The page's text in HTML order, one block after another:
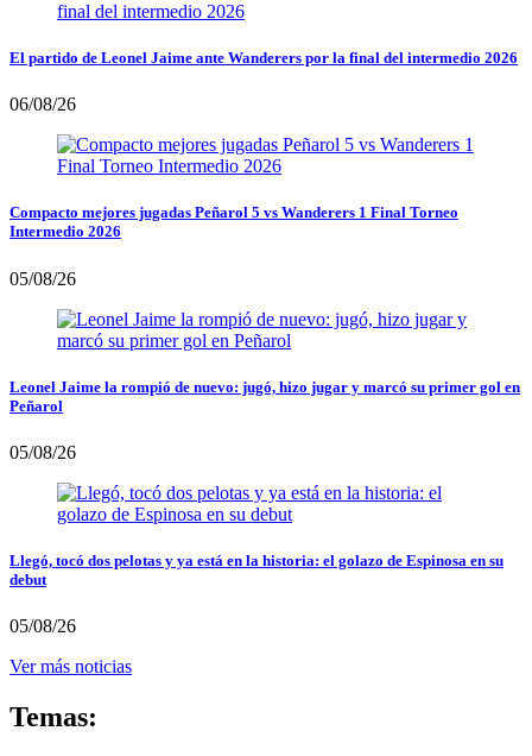
El partido de Leonel Jaime ante Wanderers por la final del intermedio 2026
06/08/26
Compacto mejores jugadas Peñarol 5 vs Wanderers 1 Final Torneo
Intermedio 2026
05/08/26
Leonel Jaime la rompió de nuevo: jugó, hizo jugar y marcó su primer gol en
Peñarol
05/08/26
Llegó, tocó dos pelotas y ya está en la historia: el golazo de Espinosa en su
debut
05/08/26
Ver más noticias
Temas: